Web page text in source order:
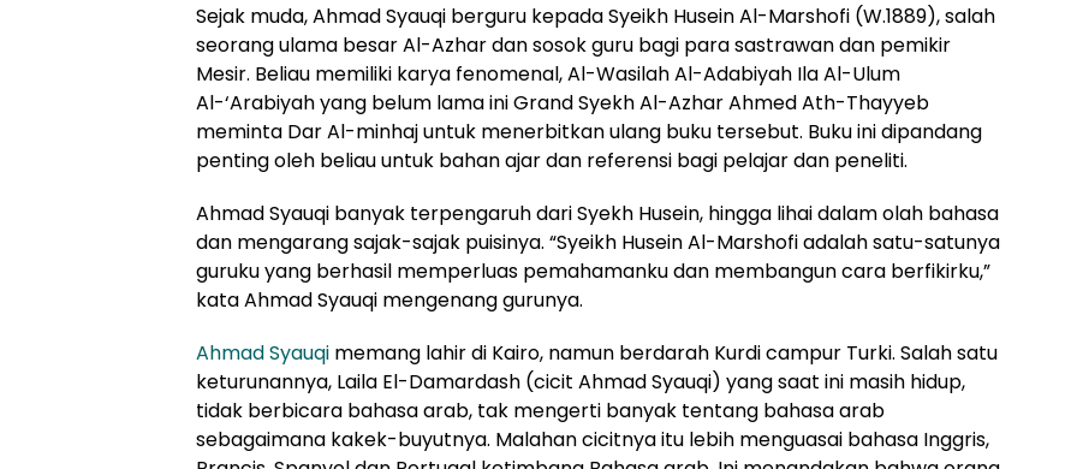
Sejak muda, Ahmad Syauqi berguru kepada Syeikh Husein Al-Marshofi (W.1889), salah
seorang ulama besar Al-Azhar dan sosok guru bagi para sastrawan dan pemikir
Mesir. Beliau memiliki karya fenomenal, Al-Wasilah Al-Adabiyah Ila Al-Ulum
Al-‘Arabiyah yang belum lama ini Grand Syekh Al-Azhar Ahmed Ath-Thayyeb
meminta Dar Al-minhaj untuk menerbitkan ulang buku tersebut. Buku ini dipandang
penting oleh beliau untuk bahan ajar dan referensi bagi pelajar dan peneliti.
Ahmad Syauqi banyak terpengaruh dari Syekh Husein, hingga lihai dalam olah bahasa
dan mengarang sajak-sajak puisinya. “Syeikh Husein Al-Marshofi adalah satu-satunya
guruku yang berhasil memperluas pemahamanku dan membangun cara berfikirku,”
kata Ahmad Syauqi mengenang gurunya.
Ahmad Syauqi memang lahir di Kairo, namun berdarah Kurdi campur Turki. Salah satu
keturunannya, Laila El-Damardash (cicit Ahmad Syauqi) yang saat ini masih hidup,
tidak berbicara bahasa arab, tak mengerti banyak tentang bahasa arab
sebagaimana kakek-buyutnya. Malahan cicitnya itu lebih menguasai bahasa Inggris,